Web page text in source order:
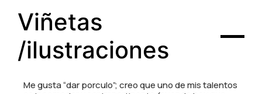
Viñetas
/ilustraciones
Me gusta “dar porculo”; creo que uno de mis talentos